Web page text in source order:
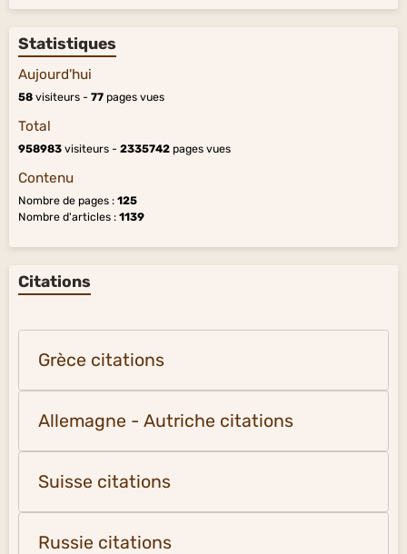
Statistiques
Aujourd'hui
58 visiteurs - 77 pages vues
Total
958983 visiteurs - 2335742 pages vues
Contenu
Nombre de pages : 125
Nombre d'articles : 1139
Citations
Grèce citations
Allemagne - Autriche citations
Suisse citations
Russie citations